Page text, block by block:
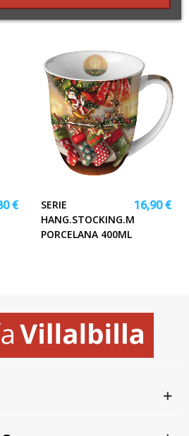
€
SERIE
HANG.STOCKING.MUG
PORCELANA 400ML
16,90 €